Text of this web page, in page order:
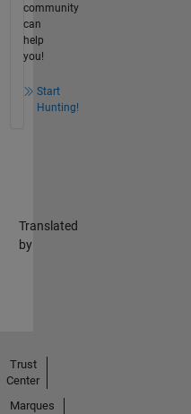
community
can
help
you!
Start
Hunting!
Translated
by
Trust
Center
Marques